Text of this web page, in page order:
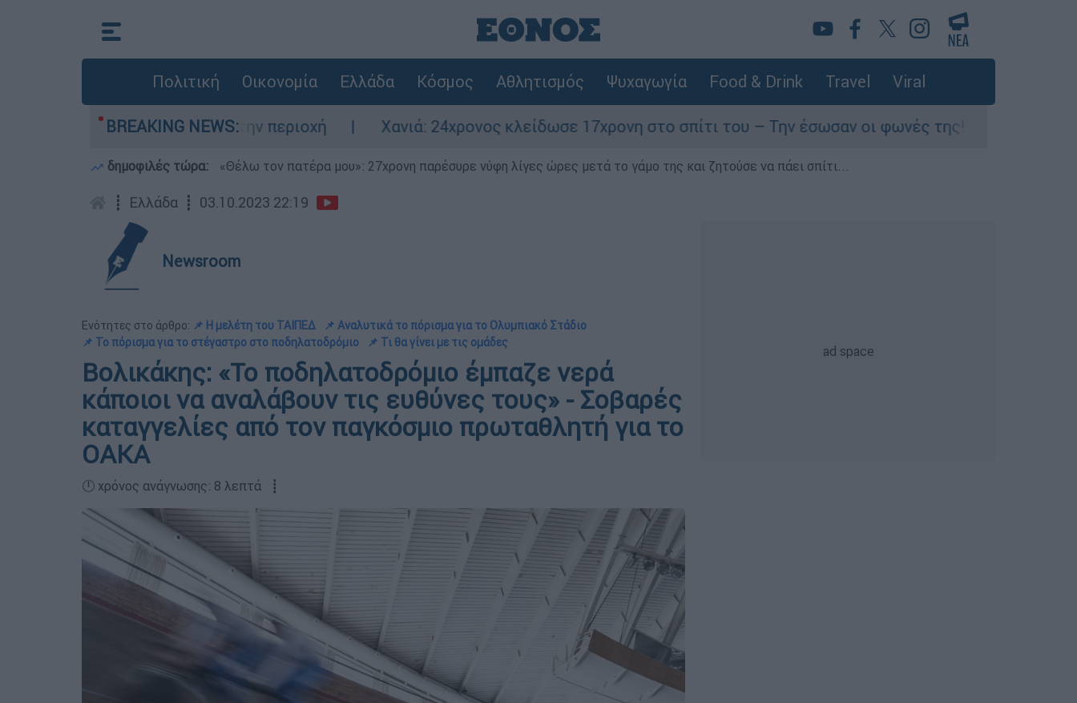
Πολιτική Οικονομία Ελλάδα Κόσμος Αθλητισμός Ψυχαγωγία Food & Drink Travel Viral
BREAKING NEWS:
η κολύμβηση στην περιοχή Χανιά: 24χρονος κλείδωσε 17χρονη στο σπίτι του – Την έσωσαν οι φωνές της! Τουρνάς: Πάνω από
δημοφιλές τώρα: «Θέλω τον πατέρα μου»: 27χρονη παρέσυρε νύφη λίγες ώρες μετά το γάμο της και ζητούσε να πάει σπίτι...
┋ Ελλάδα ┋ 03.10.2023 22:19
Newsroom
Ενότητες στο άρθρο: 📌 Η μελέτη του ΤΑΙΠΕΔ
📌 Αναλυτικά το πόρισμα για το Ολυμπιακό Στάδιο
📌 Το πόρισμα για το στέγαστρο στο ποδηλατοδρόμιο
📌 Τι θα γίνει με τις ομάδες
Βολικάκης: «Το ποδηλατοδρόμιο έμπαζε νερά
κάποιοι να αναλάβουν τις ευθύνες τους» - Σοβαρές
καταγγελίες από τον παγκόσμιο πρωταθλητή για το
ΟΑΚΑ
🕛 χρόνος ανάγνωσης: 8 λεπτά ┋